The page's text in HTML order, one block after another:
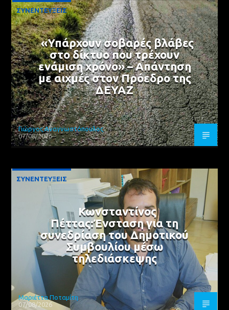
ΣΥΝΕΝΤΕΥΞΕΙΣ
«Υπάρχουν σοβαρές βλάβες
στο δίκτυο που τρέχουν
ενάμιση χρόνο» – Απάντηση
με αιχμές στον Πρόεδρο της
ΔΕΥΑΖ
Γιώργος Αναγνωστόπουλος
07/08/2026
ΣΥΝΕΝΤΕΥΞΕΙΣ
Κωνσταντίνος
Πέττας:Ένσταση για τη
συνεδρίαση του Δημοτικού
Συμβουλίου μέσω
τηλεδιάσκεψης
Μαριέττα Ποταμίτη
07/08/2026